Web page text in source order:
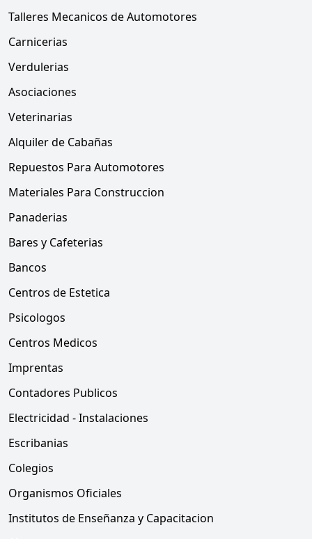
Talleres Mecanicos de Automotores
Carnicerias
Verdulerias
Asociaciones
Veterinarias
Alquiler de Cabañas
Repuestos Para Automotores
Materiales Para Construccion
Panaderias
Bares y Cafeterias
Bancos
Centros de Estetica
Psicologos
Centros Medicos
Imprentas
Contadores Publicos
Electricidad - Instalaciones
Escribanias
Colegios
Organismos Oficiales
Institutos de Enseñanza y Capacitacion